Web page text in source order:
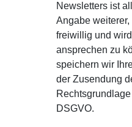
Newsletters ist
Angabe
freiwillig und
ansprechen zu
speichern wir
der Zusendung
DSGVO.